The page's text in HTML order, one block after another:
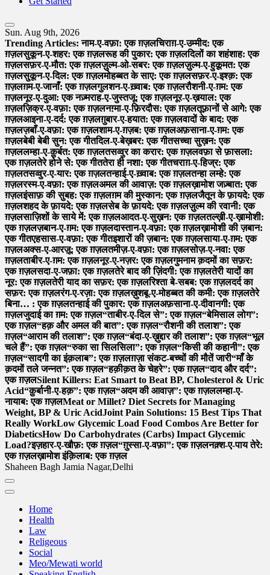
Sun. Aug 9th, 2026
Trending Articles: नाम-ए-वफ़ा: एक ग़ज़लचिराग़-ए-उम्मीद: एक
ग़ज़लसुकून-ए-शहर: एक ग़ज़लरूह की पुकार: एक ग़ज़लदिलों का शहंशाह: एक
ग़ज़लसफ़र-ए-मौत: एक ग़ज़लज़ुल्म-ओ-सबर: एक ग़ज़लज़ुल्म-ए-हुक़ूमत: एक
ग़ज़लसुकून-ए-दिल: एक ग़ज़लमोहब्बत के साए: एक ग़ज़लसफ़र-ए-इश्क़: एक
ग़ज़लग़म-ए-जानाँ: एक ग़ज़लगुलशन-ए-ख़्वाब: एक ग़ज़लरौशनी-ए-ग़म: एक
ग़ज़लनूर-ए-दुआ: एक नज़्मराह-ए-जुस्तजू: एक ग़ज़लनूर-ए-ख़याल: एक
ग़ज़लज़िक्र-ए-वफ़ा: एक ग़ज़लनग़्मा-ए-फ़िरदौस: एक ग़ज़लतूफ़ानों से आगे: एक
ग़ज़लआइना-ए-दर्द: एक ग़ज़लग़ुबार-ए-हयात: एक ग़ज़लवादों के बाद: एक
ग़ज़लज़बाँ-ए-वफ़ा: एक ग़ज़लशाम-ए-ग़ज़ब: एक ग़ज़लअफ़साना-ए-ग़म: एक
ग़ज़लबेबी बेबी सुन: एक गीतदिल-ए-बेख़बर: एक गीतसच्चा सुख़न: एक
ग़ज़ललम्हा-ए-क़ुर्बत: एक ग़ज़लतसव्वुर का करार: एक ग़ज़लवफ़ा से फ़ासला:
एक ग़ज़लतेरे होने से: एक गीततेरा ही नशा: एक गीतचराग़-ए-हिज्र: एक
ग़ज़लतसव्वुर-ए-यार: एक ग़ज़लतन्हाई-ए-ख़्वाब: एक ग़ज़लतन्हा लम्हे: एक
ग़ज़लरस्म-ए-वफ़ा: एक ग़ज़लअमल की आवाज़: एक ग़ज़लख़ामोश जज़्बात: एक
ग़ज़लइंसाफ़ की सुबह: एक ग़ज़लग़म की मुस्कान: एक ग़ज़लजैतून के फ़ायदे: एक
ग़ज़लशहद के फ़ायदे: एक ग़ज़लसेब के फ़ायदे: एक ग़ज़लज़ुल्म की रवानी: एक
ग़ज़लसाज़िशों के साये में: एक ग़ज़लआदत-ए-सुख़न: एक ग़ज़लतल्ख़ी-ए-ख़ामोशी:
एक ग़ज़लज़बान-ए-ग़म: एक ग़ज़लदास्तान-ए-वफ़ा: एक ग़ज़लख़ामोशी की ज़बान:
एक गीतएहसास-ए-वफ़ा: एक गीतइशारों की ज़बान: एक ग़ज़लसाया-ए-ग़म: एक
ग़ज़लअक्स-ए-आरज़ू: एक ग़ज़लतमीज़-ए-वफ़ा: एक ग़ज़लसोज़-ए-नवा: एक
ग़ज़लताबीर-ए-ग़म: एक ग़ज़लनूर-ए-नज़र: एक ग़ज़लगुमनाम क़दमों का सफ़र:
एक ग़ज़लसदा-ए-जफ़ा: एक ग़ज़लतेरे बाद की ज़िंदगी: एक ग़ज़लतेरी यादों का
नूर: एक ग़ज़लतेरी याद का सफ़र: एक ग़ज़लरिश्ता बे-सबब: एक ग़ज़लदर्द का
सफ़र: एक ग़ज़लरंग-ए-रज़ा: एक ग़ज़लख़ुशबू-ए-मोहब्बत की कमी: एक ग़ज़लतेरे
बिना… : एक ग़ज़लतन्हाई की पुकार: एक ग़ज़लअफ़साना-ए-दीवानगी: एक
ग़ज़लजुदाई का ग़म: एक ग़ज़ल“ताबीर-ए-दिल से”: एक ग़ज़ल“बेमिसाल लोग”:
एक ग़ज़ल“हक़ और अमल की बात”: एक ग़ज़ल“रौशनी की तलाश”: एक
ग़ज़ल“आराम की तलाश”: एक ग़ज़ल“बंदा-ए-ख़ुद्दार की तलाश”: एक ग़ज़ल“भूल
चले हैं”: एक ग़ज़ल“रुका सा सिलसिला”: एक ग़ज़ल“किसी की कहानी”: एक
ग़ज़ल“सादगी का इंक़लाब”: एक ग़ज़लग़ज़ा संकट-बच्चों की मौतें जारी“माँ के
क़दमों तले जन्नत”: एक ग़ज़ल“हक़ीक़त के चेहरे”: एक ग़ज़ल“दाद और दर्द”:
एक ग़ज़लSilent Killers: Eat Smart to Beat BP, Cholesterol & Uric
Acid“क़ुर्बानी-ए-हक़”: एक ग़ज़ल“अदम की आवाज़”: एक ग़ज़ललम्हा-ए-
नायाब: एक ग़ज़लMeat or Millet? Diet Secrets for Managing
Weight, BP & Uric AcidJoint Pain Solutions: 15 Best Tips That
Really WorkLow Glycemic Load Food Combos Are Better for
DiabeticsHow Do Carbohydrates (Carbs) Impact Glycemic
Load?इज़हार-ए-खौफ़: एक ग़ज़ल“ग़ुस्सा-ए-वफ़ा”: एक ग़ज़लनक़्श-ए-पाय तेरे:
एक ग़ज़लख़ामोश इंक़िलाब: एक ग़ज़ल
Shaheen Bagh Jamia Nagar,Delhi
Home
Health
Law
Religeous
Social
Meo/Mewati world